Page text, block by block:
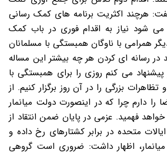
هرچند اکثریت برنامه های کمک رسانی
شود نیاز به اقدام فوری در باب کمک
همرامی با ناوگان همبستگی با مسلمانان
در رسانه ای کردن هر چه بیشتر این مساله
پیشنهاد می کنم روزی را برای همبستگی با
تظاهرات بزرگی را در آن روز برگزار کنیم. از
را دارم چرا که در اینصورت دولت میانمار
فهمید. عزمی در پایان ضمن انتقاد از
متحده در برابر کشتارهای رخ داده و
اظهار داشت: ضروری است گروهی